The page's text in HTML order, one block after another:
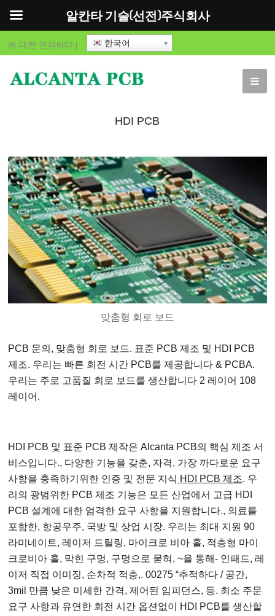
에 대한 연락하다 | 한국어
HDI PCB
맞춤형 회로 보드
PCB 문의, 맞춤형 회로 보드. 표준 PCB 제조 및 HDI PCB
제조. 우리는 빠른 회전 시간 PCB를 제공합니다 & PCBA.
우리는 주로 고품질 회로 보드를 생산합니다 2 레이어 108
레이어.
HDI PCB 및 표준 PCB 제작은 Alcanta PCB의 핵심 제조 서
비스입니다., 다양한 기능을 갖춘, 자격, 가장 까다로운 요구
사항을 충족하기위한 인증 및 전문 지식 HDI PCB 제조. 우
리의 광범위한 PCB 제조 기능은 모든 산업에서 고급 HDI
PCB 설계에 대한 엄격한 요구 사항을 지원합니다., 의료를
포함한, 항공우주, 국방 및 상업 시장. 우리는 최대 지원 90
라미네이트, 레이저 드릴링, 마이크로 비아 홀, 적층형 마이
크로비아 홀, 막힌 구멍, 구멍으로 묻혀, ~을 통해- 인패드, 레
이저 직접 이미징, 순차적 적층,. 00275 “추적하다 / 공간,
3mil 만큼 낮은 미세한 간격, 제어된 임피던스, 등. 최소 주문
요구 사항과 유연한 회전 시간 옵션없이 HDI PCB를 생산할
알칸타 기술(선전)주식회사